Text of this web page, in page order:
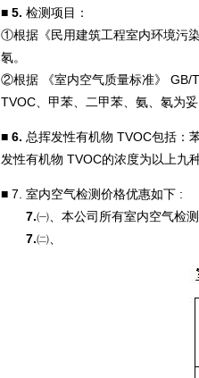
■ 5. 检测项目：
①根据《民用建筑工程室内环境污
氡。
②根据 《室内空气质量标准》 GB/
TVOC、甲苯、二甲苯、氨、氡为
■ 6. 总挥发性有机物 TVOC包括：
发性有机物 TVOC的浓度为以上九
■ 7. 室内空气检测价格优惠如下 :
7.㈠、本公司所有室内空气检
7.㈡、